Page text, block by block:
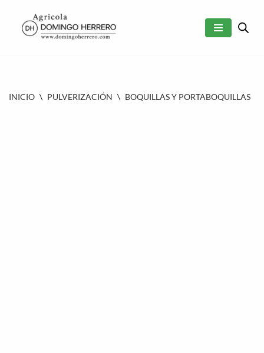
SALTAR
INICIO \ PULVERIZACIÓN \ BOQUILLAS Y PORTABOQUILLAS